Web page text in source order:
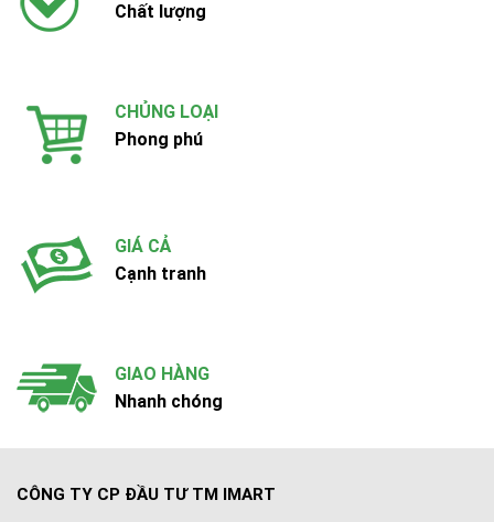
Chất lượng
CHỦNG LOẠI
Phong phú
GIÁ CẢ
Cạnh tranh
GIAO HÀNG
Nhanh chóng
CÔNG TY CP ĐẦU TƯ TM IMART